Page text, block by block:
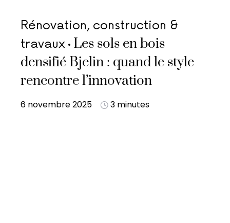
Rénovation, construction &
travaux Les sols en bois
densifié Bjelin : quand le style
rencontre l’innovation
6 novembre 2025 3 minutes